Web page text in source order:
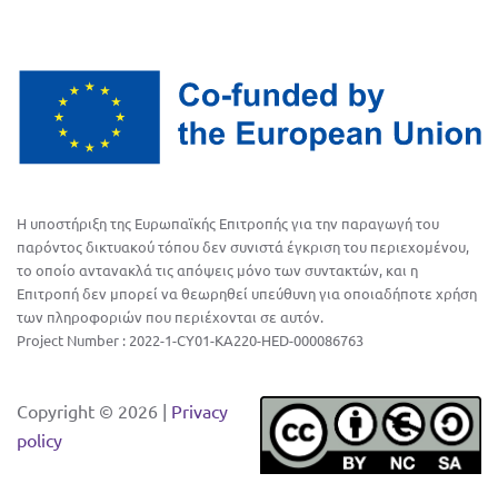
επικοινωνία
Η υποστήριξη της Ευρωπαϊκής Επιτροπής για την παραγωγή του
παρόντος δικτυακού τόπου δεν συνιστά έγκριση του περιεχομένου,
το οποίο αντανακλά τις απόψεις μόνο των συντακτών, και η
Επιτροπή δεν μπορεί να θεωρηθεί υπεύθυνη για οποιαδήποτε χρήση
των πληροφοριών που περιέχονται σε αυτόν.
Project Number : 2022-1-CY01-KA220-HED-000086763
Copyright © 2026 | Privacy
policy